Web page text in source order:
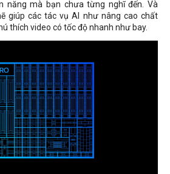
năng mà bạn chưa từng nghĩ đến. Và
giúp các tác vụ AI như nâng cao chất
thích video có tốc độ nhanh như bay.